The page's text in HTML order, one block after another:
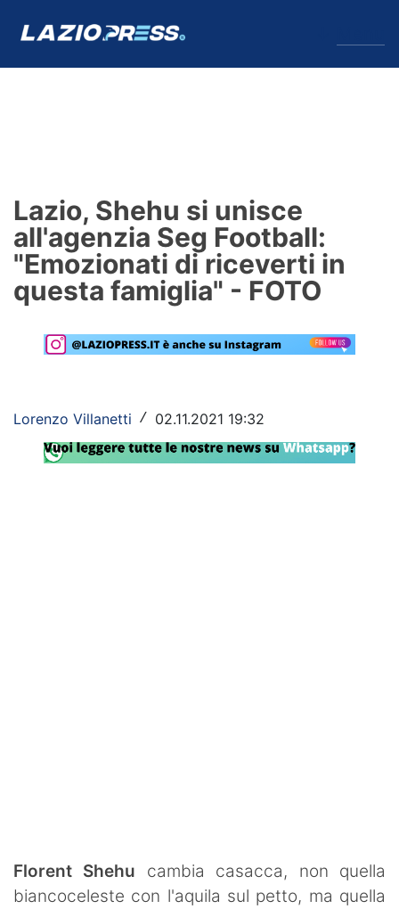
Formello
Infortuni
Primavera
Calciomercato
Rassegna Lazio
Social
Lazio, Shehu si unisce
all'agenzia Seg Football:
"Emozionati di riceverti in
questa famiglia" - FOTO
Lorenzo Villanetti / 02.11.2021 19:32
Florent Shehu cambia casacca, non quella
biancoceleste con l'aquila sul petto, ma quella